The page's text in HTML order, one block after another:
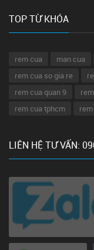
TOP TỪ KHÓA
rem cua man cua
rem cua so gia re
rem cua quan 9
rem cua tphcm
LIÊN HỆ TƯ VẤN: